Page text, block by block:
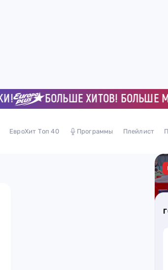
БОЛЬШЕ ХИТОВ! БОЛЬШЕ
ЕвроХит Топ 40 Программы Плейлист